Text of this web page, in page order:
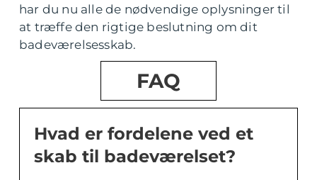
har du nu alle de nødvendige oplysninger til
at træffe den rigtige beslutning om dit
badeværelsesskab.
FAQ
Hvad er fordelene ved et
skab til badeværelset?